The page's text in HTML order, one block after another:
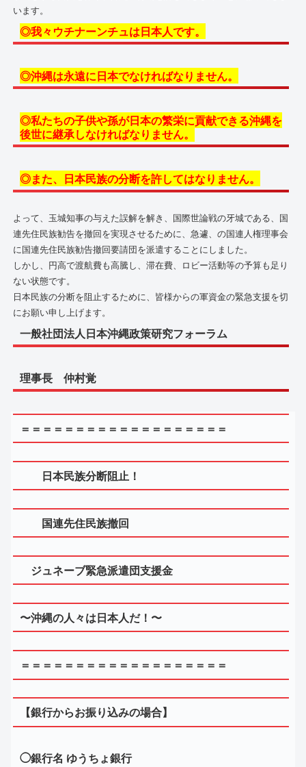
います。
◎我々ウチナーンチュは日本人です。
◎沖縄は永遠に日本でなければなりません。
◎私たちの子供や孫が日本の繁栄に貢献できる沖縄を
後世に継承しなければなりません。
◎また、日本民族の分断を許してはなりません。
よって、玉城知事の与えた誤解を解き、国際世論戦の牙城である、国
連先住民族勧告を撤回を実現させるために、急遽、の国連人権理事会
に国連先住民族勧告撤回要請団を派遣することにしました。
しかし、円高で渡航費も高騰し、滞在費、ロビー活動等の予算も足り
ない状態です。
日本民族の分断を阻止するために、皆様からの軍資金の緊急支援を切
にお願い申し上げます。
一般社団法人日本沖縄政策研究フォーラム
理事長 仲村覚
＝＝＝＝＝＝＝＝＝＝＝＝＝＝＝＝＝＝＝
日本民族分断阻止！
国連先住民族撤回
ジュネーブ緊急派遣団支援金
〜沖縄の人々は日本人だ！〜
＝＝＝＝＝＝＝＝＝＝＝＝＝＝＝＝＝＝＝
【銀行からお振り込みの場合】
◯銀行名 ゆうちょ銀行